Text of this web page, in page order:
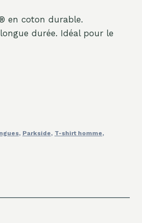
en coton durable.
durée. Idéal pour le
, Parkside, T-shirt homme,